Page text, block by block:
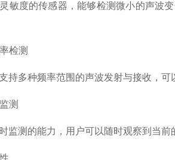
度的传感器，能够检测微小的声波变
检测
多种频率范围的声波发射与接收，可
测
测的能力，用户可以随时观察到当前